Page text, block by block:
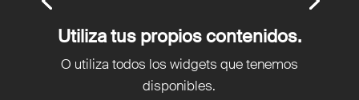
Utiliza tus propios contenidos.
O utiliza todos los widgets que tenemos
disponibles.